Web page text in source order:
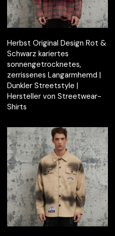
Herbst Original Design Rot &
Schwarz kariertes
sonnengetrocknetes,
zerrissenes Langarmhemd |
Dunkler Streetstyle |
Hersteller von Streetwear-
Shirts